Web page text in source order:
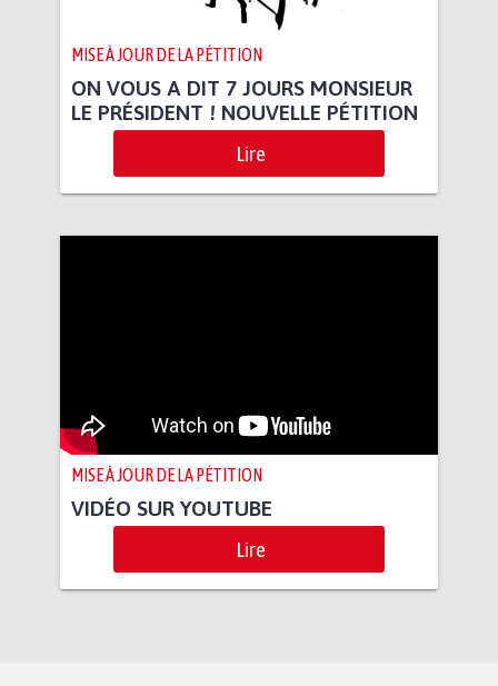
MISE À JOUR DE LA PÉTITION
ON VOUS A DIT 7 JOURS MONSIEUR
LE PRÉSIDENT ! NOUVELLE PÉTITION
Lire
MISE À JOUR DE LA PÉTITION
VIDÉO SUR YOUTUBE
Lire